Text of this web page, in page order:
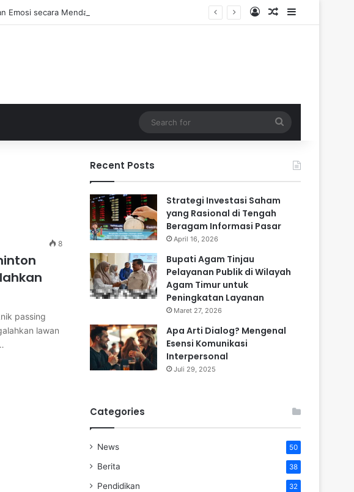
Emosi secara Mendalam Log InRandom Article
Sidebar
for
8
passing
lawan
Recent Posts
Strategi Investasi Saham
yang Rasional di Tengah
Beragam Informasi Pasar
April 16, 2026
Bupati Agam Tinjau
Pelayanan Publik di Wilayah
Agam Timur untuk
Peningkatan Layanan
Maret 27, 2026
Apa Arti Dialog? Mengenal
Esensi Komunikasi
Interpersonal
Juli 29, 2025
Categories
News 50
Berita 38
Pendidikan 32